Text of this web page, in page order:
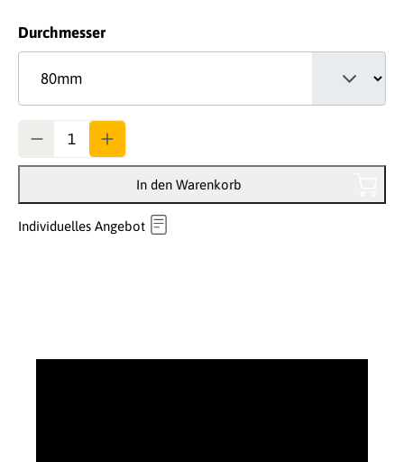
Durchmesserauswählen
In den Warenkorb
Individuelles Angebot